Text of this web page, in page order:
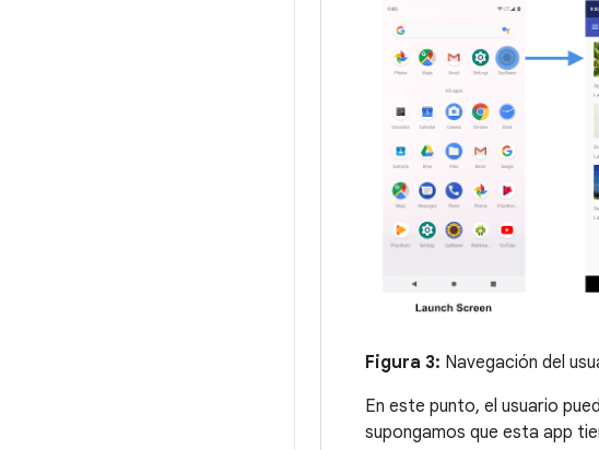
Figura 3: Navegación del
En este punto, el usuario
supongamos que esta app